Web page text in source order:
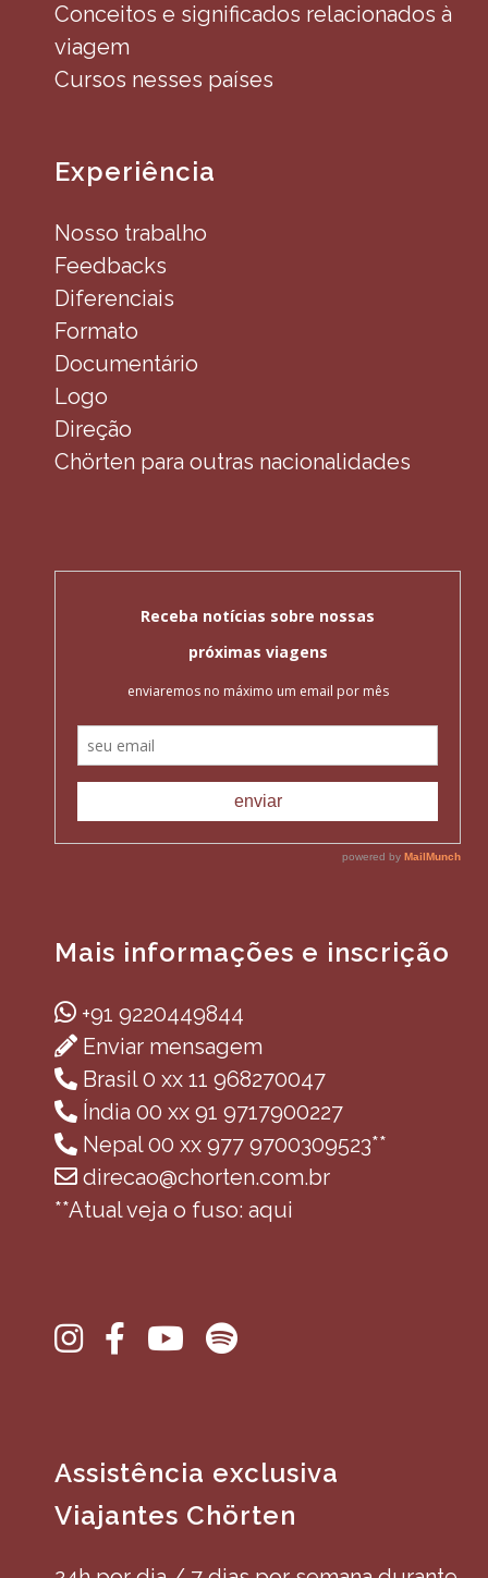
Conceitos e significados relacionados à
viagem
Cursos nesses países
Experiência
Nosso trabalho
Feedbacks
Diferenciais
Formato
Documentário
Logo
Direção
Chörten para outras nacionalidades
Mais informações e inscrição
+91 9220449844
Enviar mensagem
Brasil 0 xx 11 968270047
Índia 00 xx 91 9717900227
Nepal 00 xx 977 9700309523**
direcao@chorten.com.br
**Atual veja o fuso: aqui
Assistência exclusiva
Viajantes Chörten